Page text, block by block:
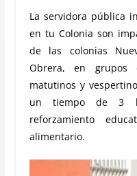
La servidora pública
en tu Colonia son
de las colonias
Obrera, en
matutinos y
un tiempo de 3
reforzamiento
alimentario.